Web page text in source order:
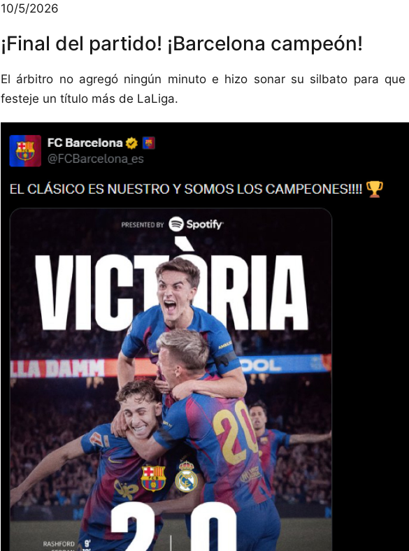
10/5/2026
¡Final del partido! ¡Barcelona campeón!
El árbitro no agregó ningún minuto e hizo sonar su silbato para que
festeje un título más de LaLiga.